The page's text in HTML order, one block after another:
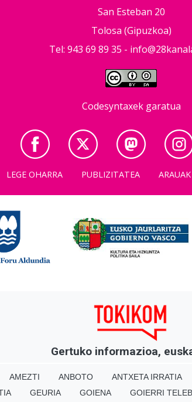
San Esteban 20
Tolosa (Gipuzkoa)
Tel: 943 69 89 35 -
Codesyntaxek garatua
LEGE OHARRA PUBLIZITATEA ARAUAK
Gertuko informazioa,
AMEZTI ANBOTO ANTXETA IRRATIA
GEURIA GOIENA GOIERRI